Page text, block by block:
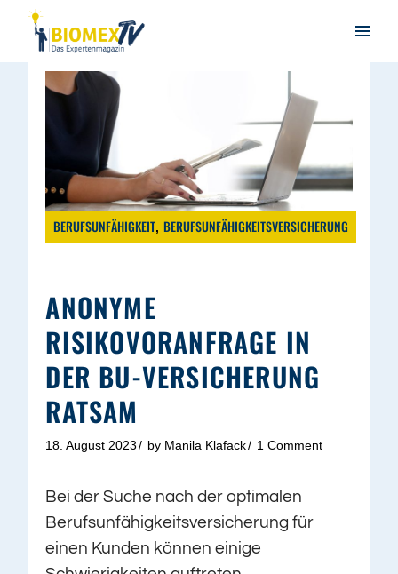
BERUFSUNFÄHIGKEIT BERUFSUNFÄHIGKEITSVERSICHERUNG
ANONYME
RISIKOVORANFRAGE IN
DER BU-VERSICHERUNG
RATSAM
18. August 2023 by Manila Klafack 1 Comment
Bei der Suche nach der optimalen
Berufsunfähigkeitsversicherung für
einen Kunden können einige